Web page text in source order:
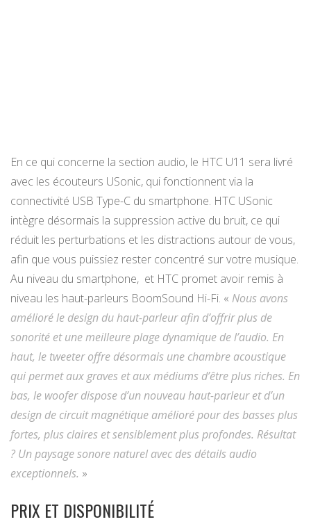
En ce qui concerne la section audio, le HTC U11 sera livré
avec les écouteurs USonic, qui fonctionnent via la
connectivité USB Type-C du smartphone. HTC USonic
intègre désormais la suppression active du bruit, ce qui
réduit les perturbations et les distractions autour de vous,
afin que vous puissiez rester concentré sur votre musique.
Au niveau du smartphone, et HTC promet avoir remis à
niveau les haut-parleurs BoomSound Hi-Fi. « Nous avons
amélioré le design du haut-parleur afin d’offrir plus de
sonorité et une meilleure plage dynamique de l’audio. En
haut, le tweeter offre désormais une chambre acoustique
qui permet aux graves et aux médiums d’être plus riches. En
bas, le woofer dispose d’un nouveau haut-parleur et d’un
design de circuit magnétique amélioré pour des basses plus
fortes, plus claires et sensiblement plus profondes. Résultat
? Un paysage sonore naturel avec des détails audio
exceptionnels. »
PRIX ET DISPONIBILITÉ